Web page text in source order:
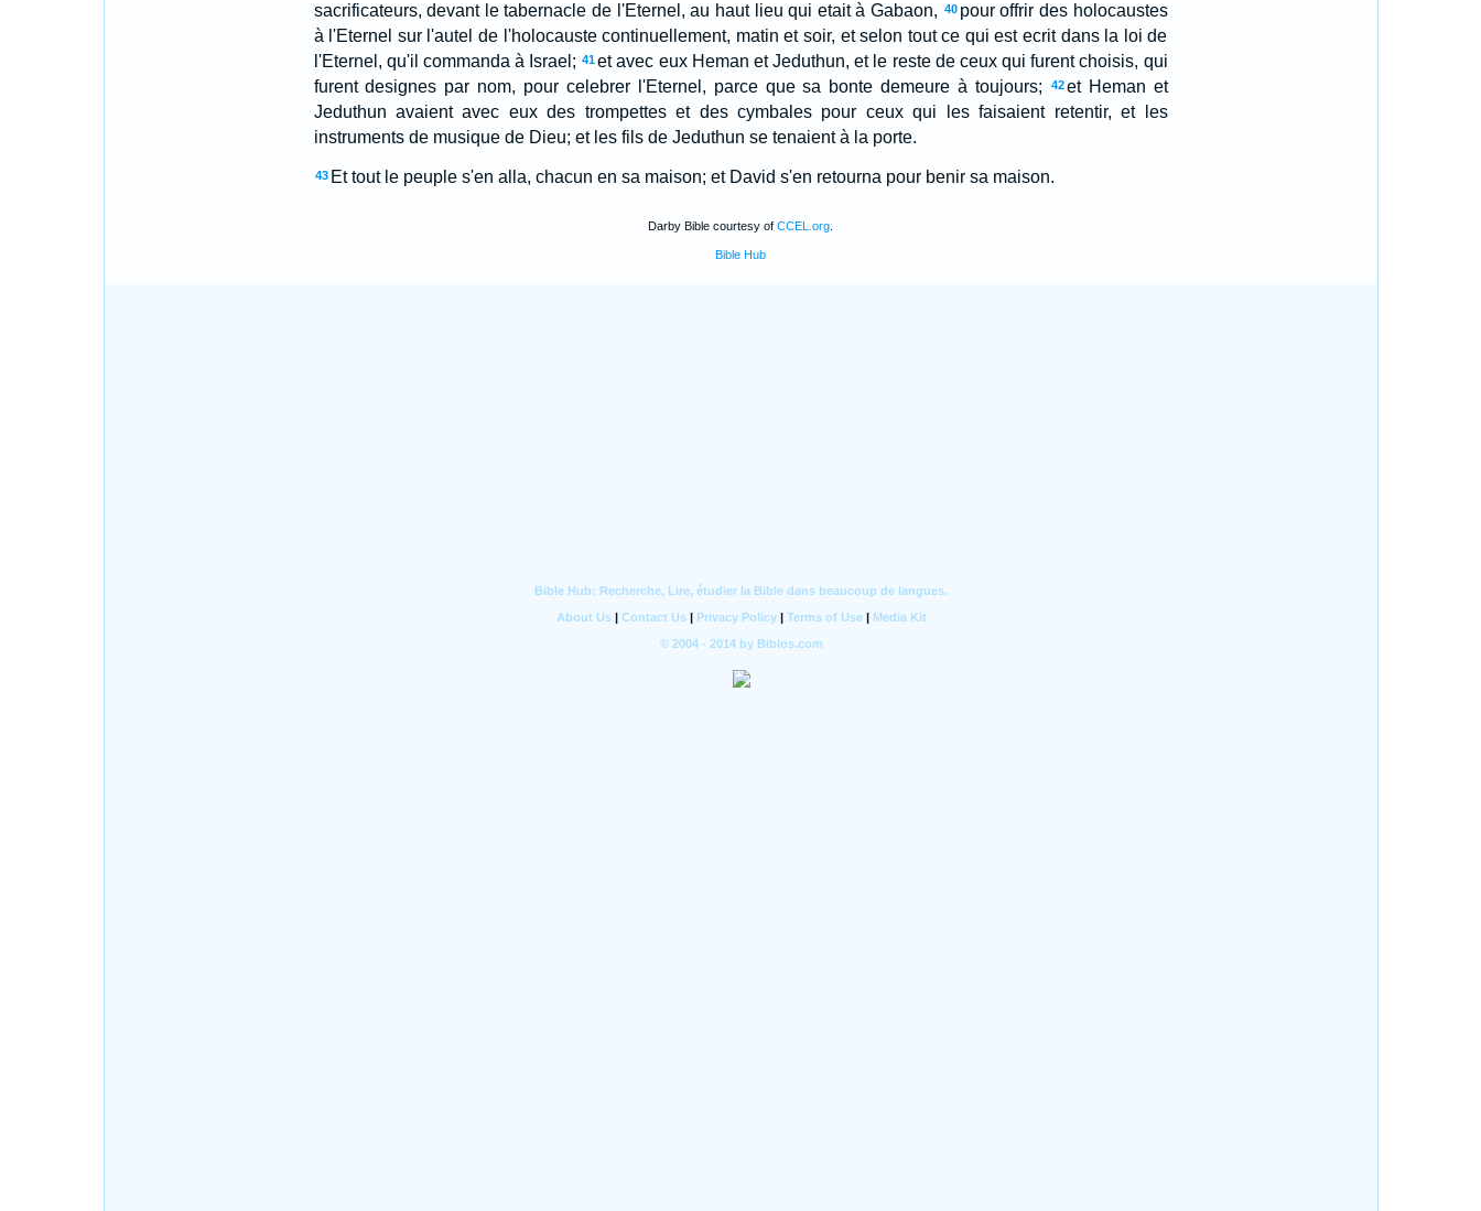
sacrificateurs, devant le tabernacle de l'Eternel, au haut lieu qui etait à Gabaon, 40 pour offrir des holocaustes
à l'Eternel sur l'autel de l'holocauste continuellement, matin et soir, et selon tout ce qui est ecrit dans la loi de
l'Eternel, qu'il commanda à Israel; 41et avec eux Heman et Jeduthun, et le reste de ceux qui furent choisis, qui
furent designes par nom, pour celebrer l'Eternel, parce que sa bonte demeure à toujours;
42et Heman et
Jeduthun avaient avec eux des trompettes et des cymbales pour ceux qui les faisaient retentir, et les
instruments de musique de Dieu; et les fils de Jeduthun se tenaient à la porte.
43 Et tout le peuple s'en alla, chacun en sa maison; et David s'en retourna pour benir sa maison.
Darby Bible courtesy of CCEL.org
Bible Hub